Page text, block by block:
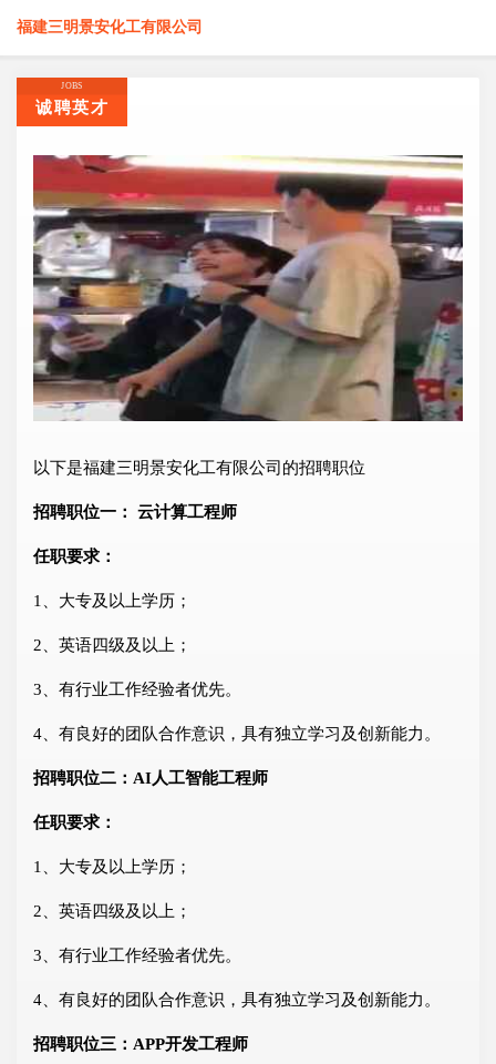
福建三明景安化工有限公司
JOBS
诚聘英才
以下是福建三明景安化工有限公司的招聘职位
招聘职位一： 云计算工程师
任职要求：
1、大专及以上学历；
2、英语四级及以上；
3、有行业工作经验者优先。
4、有良好的团队合作意识，具有独立学习及创新能力。
招聘职位二：AI人工智能工程师
任职要求：
1、大专及以上学历；
2、英语四级及以上；
3、有行业工作经验者优先。
4、有良好的团队合作意识，具有独立学习及创新能力。
招聘职位三：APP开发工程师